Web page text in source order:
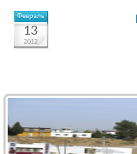
Февраль
13
2012